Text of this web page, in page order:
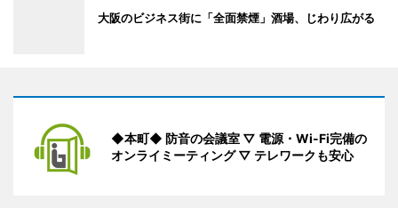
大阪のビジネス街に「全面禁煙」酒場、じわり広がる
◆本町◆ 防音の会議室 ▽ 電源・Wi-Fi完備の
オンライミーティング ▽ テレワークも安心